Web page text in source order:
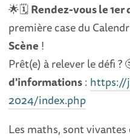
🌟🗓️Rendez-vous le 1er
première case du
Scène !
Prêt(e) à relever le défi ?
d'informations: https://
2024/index.php
Les maths, sont